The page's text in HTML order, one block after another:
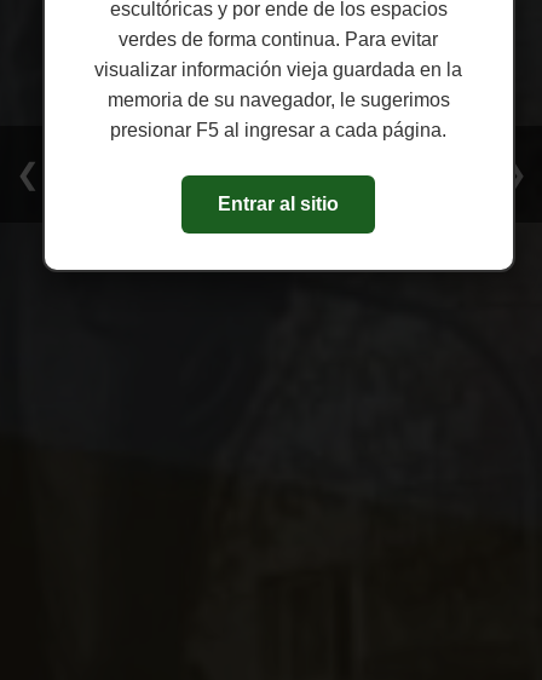
PLAZOLETA FRANCISCO CANARO
SAN CRISTÓBAL
❮ ❯
escultóricas y por ende de los espacios
verdes de forma continua. Para evitar
visualizar información vieja guardada en la
memoria de su navegador, le sugerimos
presionar F5 al ingresar a cada página.
Entrar al sitio